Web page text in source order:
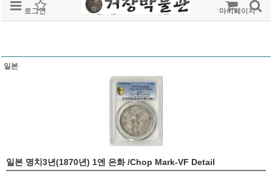
로그인 회원가입 주문조회 마이페이지
일본
일본 명치3년(1870년) 1엔 은화 /Chop Mark-VF Detail